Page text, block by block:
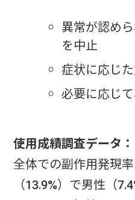
異常が認め
を中止
症状に応じ
必要に応じ
使用成績調査データ：
全体での副作用発現
（13.9%）で男性（